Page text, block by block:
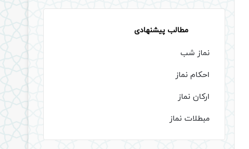
مطالب پیشنهادی
نماز شب
احکام نماز
ارکان نماز
مبطلات نماز